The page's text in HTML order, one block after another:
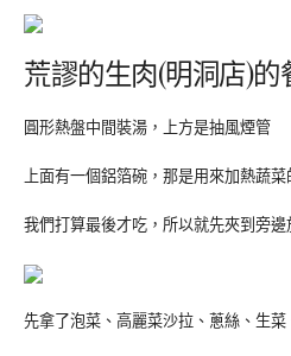
荒謬的生肉(明洞店)的
圓形熱盤中間裝湯，上方是抽風煙管
上面有一個鋁箔碗，那是用來加熱蔬菜
我們打算最後才吃，所以就先夾到旁邊
先拿了泡菜、高麗菜沙拉、蔥絲、生菜